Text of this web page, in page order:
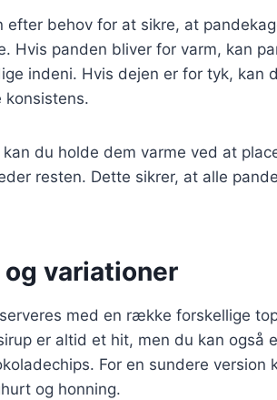
efter behov for at sikre, at
Hvis panden bliver for varm, kan
indeni. Hvis dejen er for tyk, kan
du holde dem varme ved at
resten. Dette sikrer, at alle
variationer
med en række forskellige
er altid et hit, men du kan også
For en sundere version
og honning.